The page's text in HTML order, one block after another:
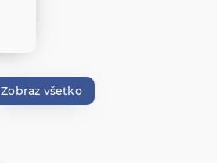
Zobraz všetko